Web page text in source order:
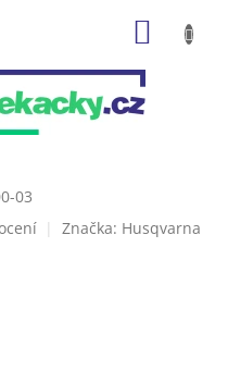
03
Značka: Husqvarna